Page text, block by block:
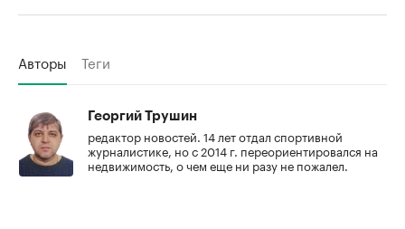
Авторы Теги
Георгий Трушин
редактор новостей. 14 лет отдал спортивной
журналистике, но с 2014 г. переориентировался на
недвижимость, о чем еще ни разу не пожалел.